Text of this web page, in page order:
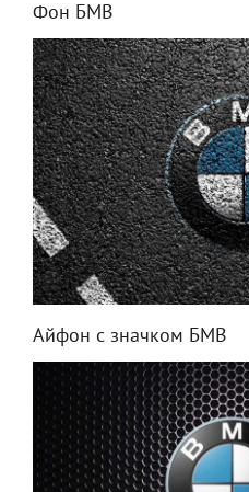
Фон БМВ
Айфон с значком БМВ